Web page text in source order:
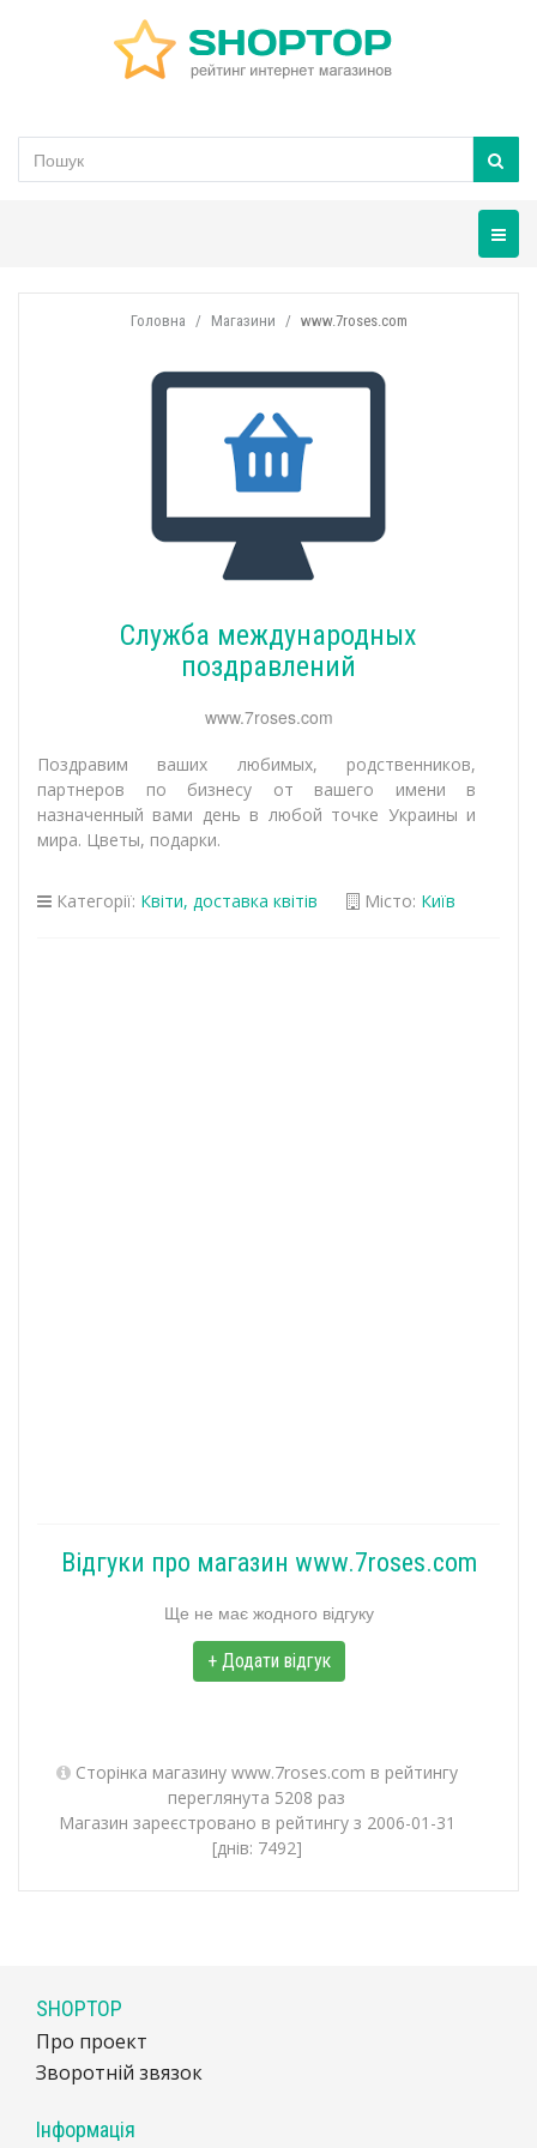
Головна Магазини www.7roses.com
Служба международных
поздравлений
www.7roses.com
Поздравим ваших любимых, родственников,
партнеров по бизнесу от вашего имени в
назначенный вами день в любой точке Украины и
мира. Цветы, подарки.
Категорії: Квіти, доставка квітів Місто: Київ
Відгуки про магазин www.7roses.com
Ще не має жодного відгуку
+ Додати відгук
Сторінка магазину www.7roses.com в рейтингу
переглянута 5208 раз
Магазин зареєстровано в рейтингу з 2006-01-31
[днів: 7492]
SHOPTOP
Про проект
Зворотній звязок
Інформація